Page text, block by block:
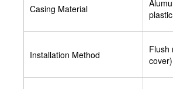
Casing Material
plastic
Installation Method
Flush